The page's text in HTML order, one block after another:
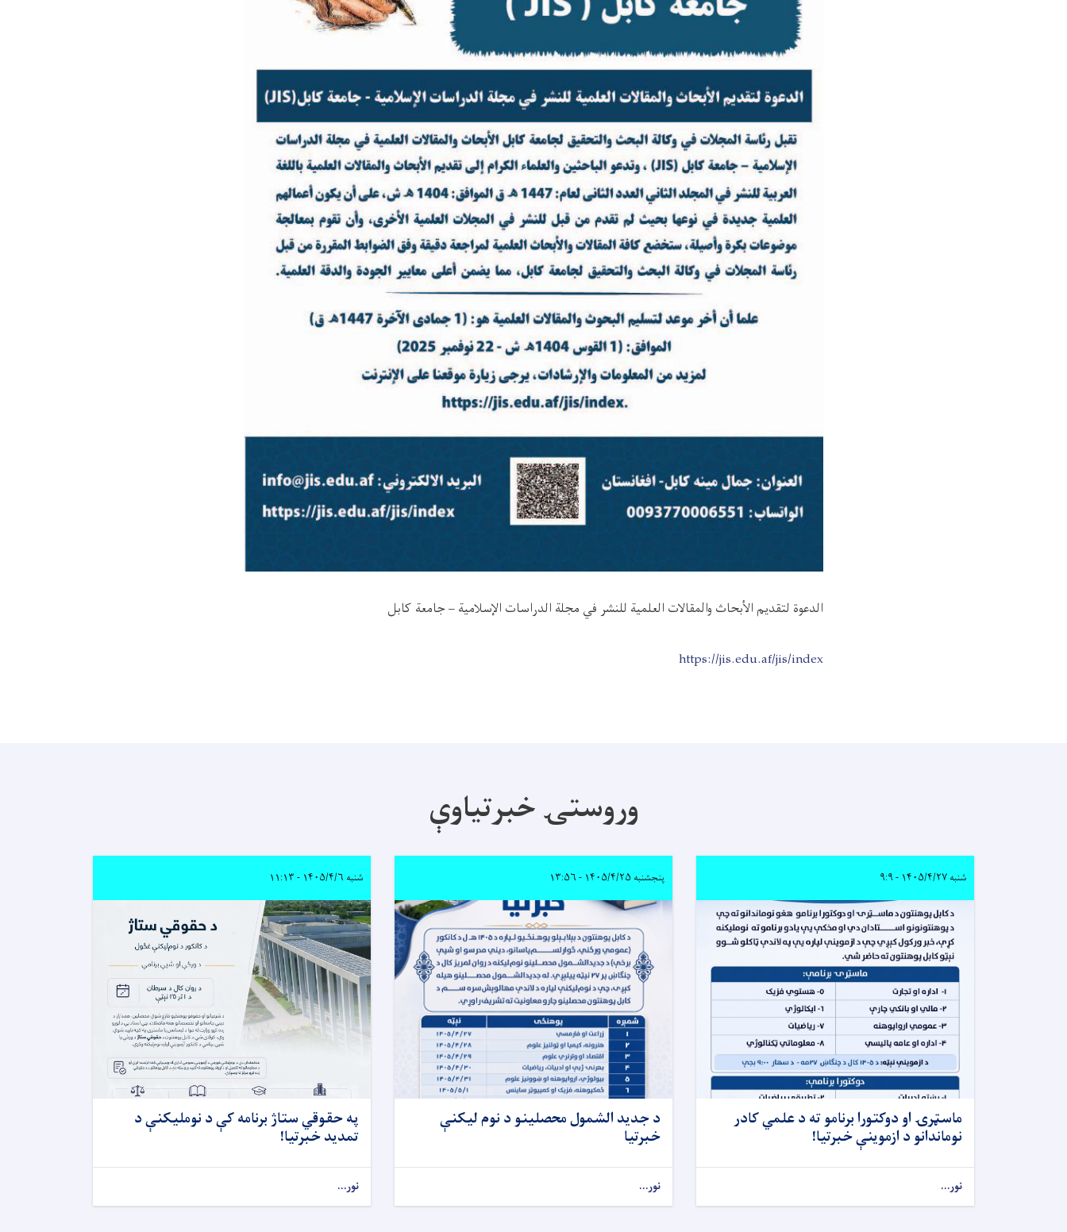
الدعوة لتقديم الأبحاث والمقالات العلمية للنشر في مجلة الدراسات الإسلامية – جامعة كابل
https://jis.edu.af/jis/index
وروستۍ خبرتیاوې
شنبه ۱۴۰۵/۴/۲۷ - ۹:۹
ماسټرۍ او دوکتورا برنامو ته د علمي کادر
نوماندانو د ازموینې خبرتیا!
نور...
پنجشنبه ۱۴۰۵/۴/۲۵ - ۱۳:۵۶
د جدید الشمول محصلینو د نوم لیکنې
خبرتیا
نور...
شنبه ۱۴۰۵/۴/۶ - ۱۱:۱۳
په حقوقي ستاژ برنامه کې د نوملیکنې د
تمدید خبرتیا!
نور...